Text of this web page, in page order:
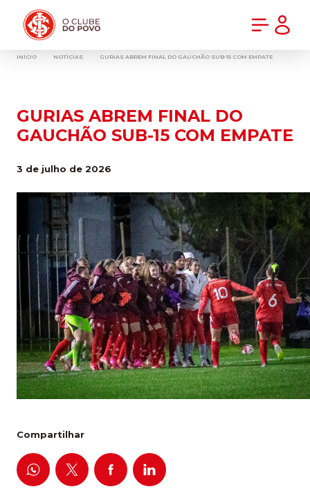
INÍCIO NOTÍCIAS GURIAS ABREM FINAL DO GAUCHÃO SUB-15 COM EMPATE
GURIAS ABREM FINAL DO
GAUCHÃO SUB-15 COM EMPATE
3 de julho de 2026
Compartilhar